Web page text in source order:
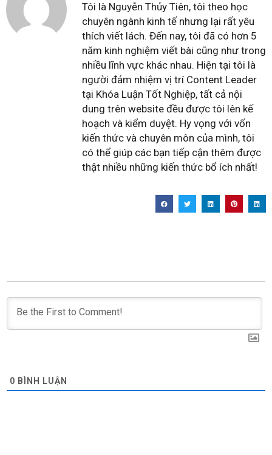
Tôi là Nguyễn Thủy Tiên, tôi theo học
chuyên ngành kinh tế nhưng lại rất yêu
thích viết lách. Đến nay, tôi đã có hơn 5
năm kinh nghiệm viết bài cũng như trong
nhiều lĩnh vực khác nhau. Hiện tại tôi là
người đảm nhiệm vị trí Content Leader
tại Khóa Luận Tốt Nghiệp, tất cả nội
dung trên website đều được tôi lên kế
hoạch và kiểm duyệt. Hy vọng với vốn
kiến thức và chuyên môn của mình, tôi
có thể giúp các bạn tiếp cận thêm được
thật nhiều những kiến thức bổ ích nhất!
0 BÌNH LUẬN